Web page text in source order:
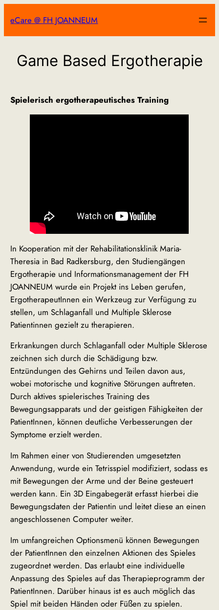
Inhalt
springen
eCare @ FH JOANNEUM
Game Based Ergotherapie
Spielerisch ergotherapeutisches Training
In Kooperation mit der Rehabilitationsklinik Maria-
Theresia in Bad Radkersburg, den Studiengängen
Ergotherapie und Informationsmanagement der FH
JOANNEUM wurde ein Projekt ins Leben gerufen,
ErgotherapeutInnen ein Werkzeug zur Verfügung zu
stellen, um Schlaganfall und Multiple Sklerose
Patientinnen gezielt zu therapieren.
Erkrankungen durch Schlaganfall oder Multiple Sklerose
zeichnen sich durch die Schädigung bzw.
Entzündungen des Gehirns und Teilen davon aus,
wobei motorische und kognitive Störungen auftreten.
Durch aktives spielerisches Training des
Bewegungsapparats und der geistigen Fähigkeiten der
PatientInnen, können deutliche Verbesserungen der
Symptome erzielt werden.
Im Rahmen einer von Studierenden umgesetzten
Anwendung, wurde ein Tetrisspiel modifiziert, sodass es
mit Bewegungen der Arme und der Beine gesteuert
werden kann. Ein 3D Eingabegerät erfasst hierbei die
Bewegungsdaten der Patientin und leitet diese an einen
angeschlossenen Computer weiter.
Im umfangreichen Optionsmenü können Bewegungen
der PatientInnen den einzelnen Aktionen des Spieles
zugeordnet werden. Das erlaubt eine individuelle
Anpassung des Spieles auf das Therapieprogramm der
PatientInnen. Darüber hinaus ist es auch möglich das
Spiel mit beiden Händen oder Füßen zu spielen.